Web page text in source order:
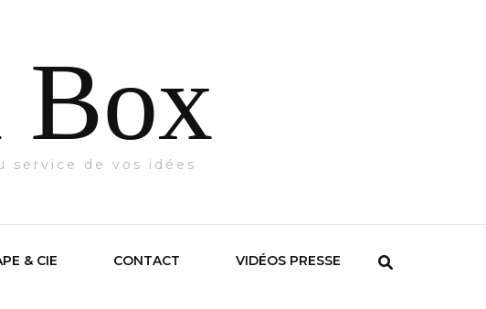
Box
service de vos idées
& CIE CONTACT VIDÉOS PRESSE